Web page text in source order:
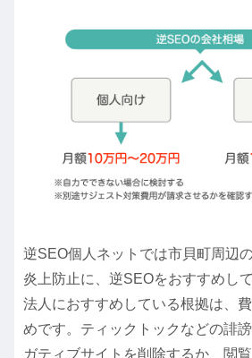
逆SEO個人ネットでは市貝町周辺
炎上防止に、逆SEOをおすすめし
法人におすすめしている根拠は、
めです。ティックトックなどの誹
ガティブサイトを削除するか、 閲